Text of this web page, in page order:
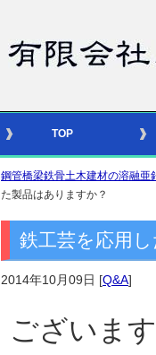
TOP
鋼管橋梁鉄骨土木建材の溶融亜
た製品はありますか？
鉄工芸を応用
2014年10月09日 [Q&A]
ございま